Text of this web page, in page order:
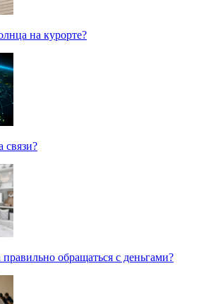
на курорте?
связи?
обращаться с деньгами?